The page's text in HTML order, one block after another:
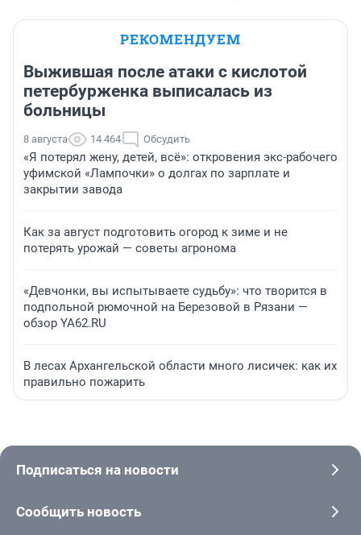
РЕКОМЕНДУЕМ
Выжившая после атаки с кислотой
петербурженка выписалась из
больницы
8 августа 14 464 Обсудить
«Я потерял жену, детей, всё»: откровения экс-рабочего
уфимской «Лампочки» о долгах по зарплате и
закрытии завода
Как за август подготовить огород к зиме и не
потерять урожай — советы агронома
«Девчонки, вы испытываете судьбу»: что творится в
подпольной рюмочной на Березовой в Рязани —
обзор YA62.RU
В лесах Архангельской области много лисичек: как их
правильно пожарить
Подписаться на новости
Сообщить новость